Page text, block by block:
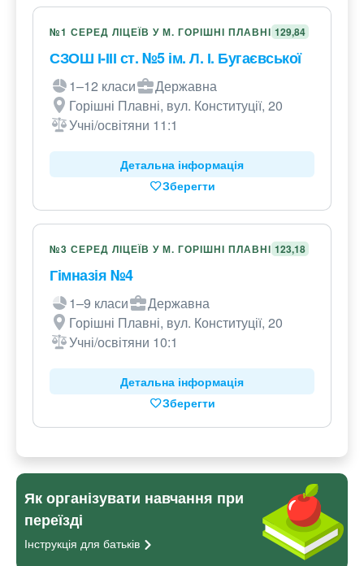
№1 СЕРЕД ЛІЦЕЇВ У М. ГОРІШНІ ПЛАВНІ 129,84
СЗОШ І-ІІІ ст. №5 ім. Л. І. Бугаєвської
1–12 класи
Державна
Горішні Плавні, вул. Конституції, 20
Учні/освітяни 11:1
Детальна інформація
Зберегти
№3 СЕРЕД ЛІЦЕЇВ У М. ГОРІШНІ ПЛАВНІ 123,18
Гімназія №4
1–9 класи
Державна
Горішні Плавні, вул. Конституції, 20
Учні/освітяни 10:1
Детальна інформація
Зберегти
Як організувати навчання при
переїзді
Інструкція для батьків